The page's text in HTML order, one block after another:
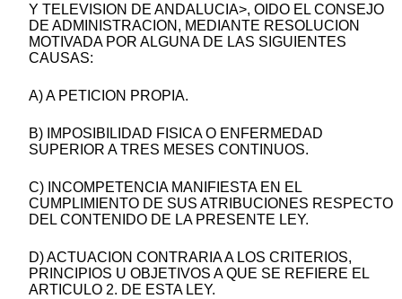
Y TELEVISION DE ANDALUCIA>, OIDO EL CONSEJO
DE ADMINISTRACION, MEDIANTE RESOLUCION
MOTIVADA POR ALGUNA DE LAS SIGUIENTES
CAUSAS:
A) A PETICION PROPIA.
B) IMPOSIBILIDAD FISICA O ENFERMEDAD
SUPERIOR A TRES MESES CONTINUOS.
C) INCOMPETENCIA MANIFIESTA EN EL
CUMPLIMIENTO DE SUS ATRIBUCIONES RESPECTO
DEL CONTENIDO DE LA PRESENTE LEY.
D) ACTUACION CONTRARIA A LOS CRITERIOS,
PRINCIPIOS U OBJETIVOS A QUE SE REFIERE EL
ARTICULO 2. DE ESTA LEY.